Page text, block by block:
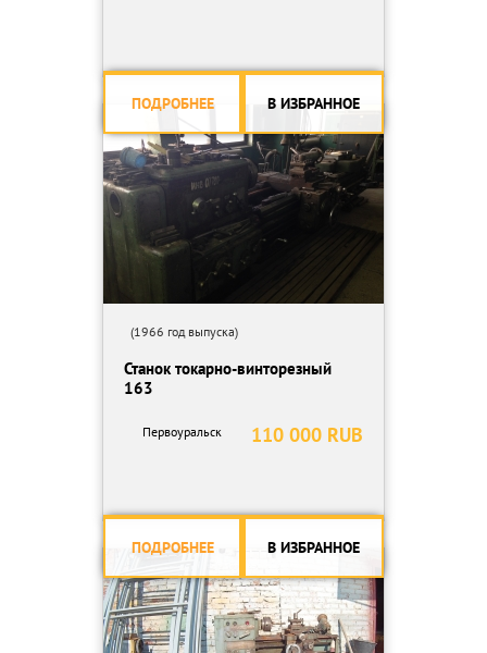
ПОДРОБНЕЕ В ИЗБРАННОЕ
(1966 год выпуска)
Станок токарно-винторезный
163
110 000 RUB
Первоуральск
ПОДРОБНЕЕ В ИЗБРАННОЕ